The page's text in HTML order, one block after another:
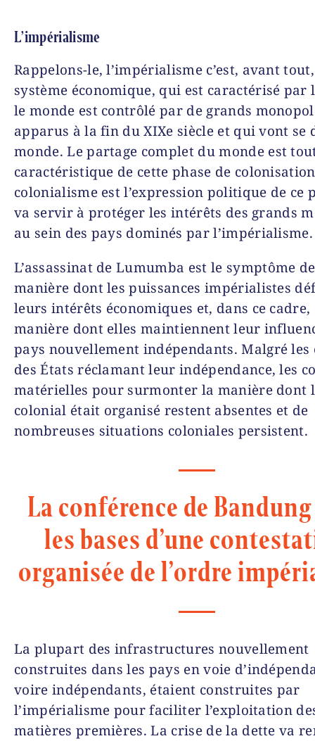
L’impérialisme
Rappelons-le, l’impérialisme c’est, avant
système économique, qui est caractérisé par
le monde est contrôlé par de grands
apparus à la fin du XIXe siècle et qui vont se
monde. Le partage complet du monde est
caractéristique de cette phase de
colonialisme est l’expression politique de ce
va servir à protéger les intérêts des grands
au sein des pays dominés par l’impérialisme.
L’assassinat de Lumumba est le symptôme
manière dont les puissances impérialistes
leurs intérêts économiques et, dans ce cadre,
manière dont elles maintiennent leur
pays nouvellement indépendants. Malgré
des États réclamant leur indépendance, les
matérielles pour surmonter la manière dont
colonial était organisé restent absentes et de
nombreuses situations coloniales persistent.
La conférence de
les bases d’une
organisée de l’ordre
La plupart des infrastructures nouvellement
construites dans les pays en voie
voire indépendants, étaient construites par
l’impérialisme pour faciliter l’exploitation
matières premières. La crise de la dette va